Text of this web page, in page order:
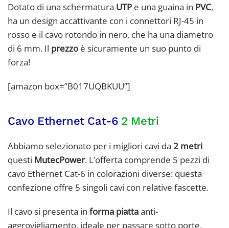
Dotato di una schermatura UTP e una guaina in PVC,
ha un design accattivante con i connettori RJ-45 in
rosso e il cavo rotondo in nero, che ha una diametro
di 6 mm. Il prezzo è sicuramente un suo punto di
forza!
[amazon box=”B017UQBKUU”]
Cavo Ethernet Cat-6 2 Metri
Abbiamo selezionato per i migliori cavi da 2 metri
questi MutecPower. L’offerta comprende 5 pezzi di
cavo Ethernet Cat-6 in colorazioni diverse: questa
confezione offre 5 singoli cavi con relative fascette.
Il cavo si presenta in forma piattaanti-
aggrovigliamento, ideale per passare sotto porte,